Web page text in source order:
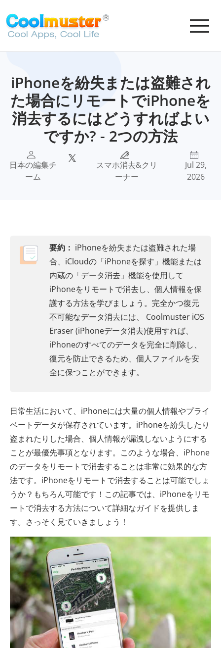
iPhoneを紛失または盗難され
た場合にリモートでiPhoneを
消去するにはどうすればよい
ですか? - 2つの方法
日本の編集チ
ーム
スマホ消去&クリ
ーナー
Jul 29,
2026
要約： iPhoneを紛失または盗難された場
合、iCloudの「iPhoneを探す」機能または
内蔵の「データ消去」機能を使用して
iPhoneをリモートで消去し、個人情報を保
護する方法を学びましょう。完全かつ復元
不可能なデータ消去には、 Coolmuster iOS
Eraser (iPhoneデータ消去)使用すれば、
iPhoneのすべてのデータを完全に削除し、
復元を防止できるため、個人ファイルを安
全に保つことができます。
日常生活において、iPhoneには大量の個人情報やプライ
ベートデータが保存されています。iPhoneを紛失したり
盗まれたりした場合、個人情報が漏洩しないようにする
ことが最優先事項となります。このような場合、iPhone
のデータをリモートで消去することは非常に効果的な方
法です。iPhoneをリモートで消去することは可能でしょ
うか？もちろん可能です！この記事では、iPhoneをリモ
ートで消去する方法について詳細なガイドを提供しま
す。さっそく見ていきましょう！